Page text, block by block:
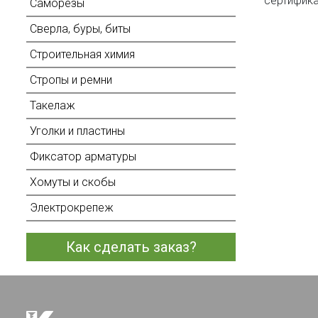
Саморезы
Сверла, буры, биты
Строительная химия
Стропы и ремни
Такелаж
Уголки и пластины
Фиксатор арматуры
Хомуты и скобы
Электрокрепеж
Как сделать заказ?